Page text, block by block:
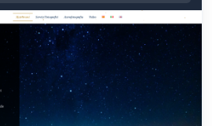
TOUJOURS ACTIF